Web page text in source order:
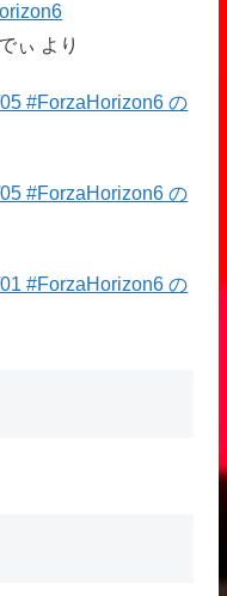
ぃ より
#ForzaHorizon6 の
#ForzaHorizon6 の
#ForzaHorizon6 の